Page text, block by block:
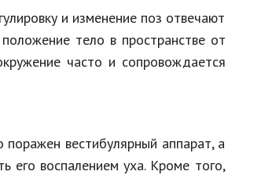
и изменение поз отвечают
тело в пространстве от
часто и сопровождается
вестибулярный аппарат, а
его воспалением уха. Кроме того,